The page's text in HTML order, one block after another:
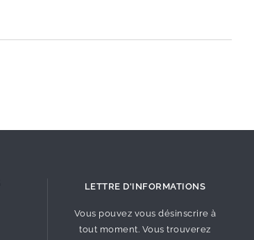
LETTRE D'INFORMATIONS
Vous pouvez vous désinscrire à
tout moment. Vous trouverez